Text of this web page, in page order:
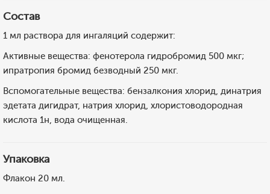
Состав
1 мл раствора для ингаляций содержит:
Активные вещества: фенотерола гидробромид 500 мкг;
ипратропия бромид безводный 250 мкг.
Вспомогательные вещества: бензалкония хлорид, динатрия
эдетата дигидрат, натрия хлорид, хлористоводородная
кислота 1н, вода очищенная.
Упаковка
Флакон 20 мл.